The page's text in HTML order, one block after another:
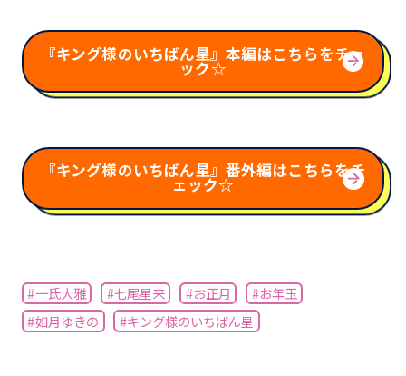
『キング様のいちばん星』本編はこちらをチェ
ック☆
『キング様のいちばん星』番外編はこちらをチ
ェック☆
#一氏大雅 #七尾星来 #お正月
#お年玉
#如月ゆきの
#キング様のいちばん星